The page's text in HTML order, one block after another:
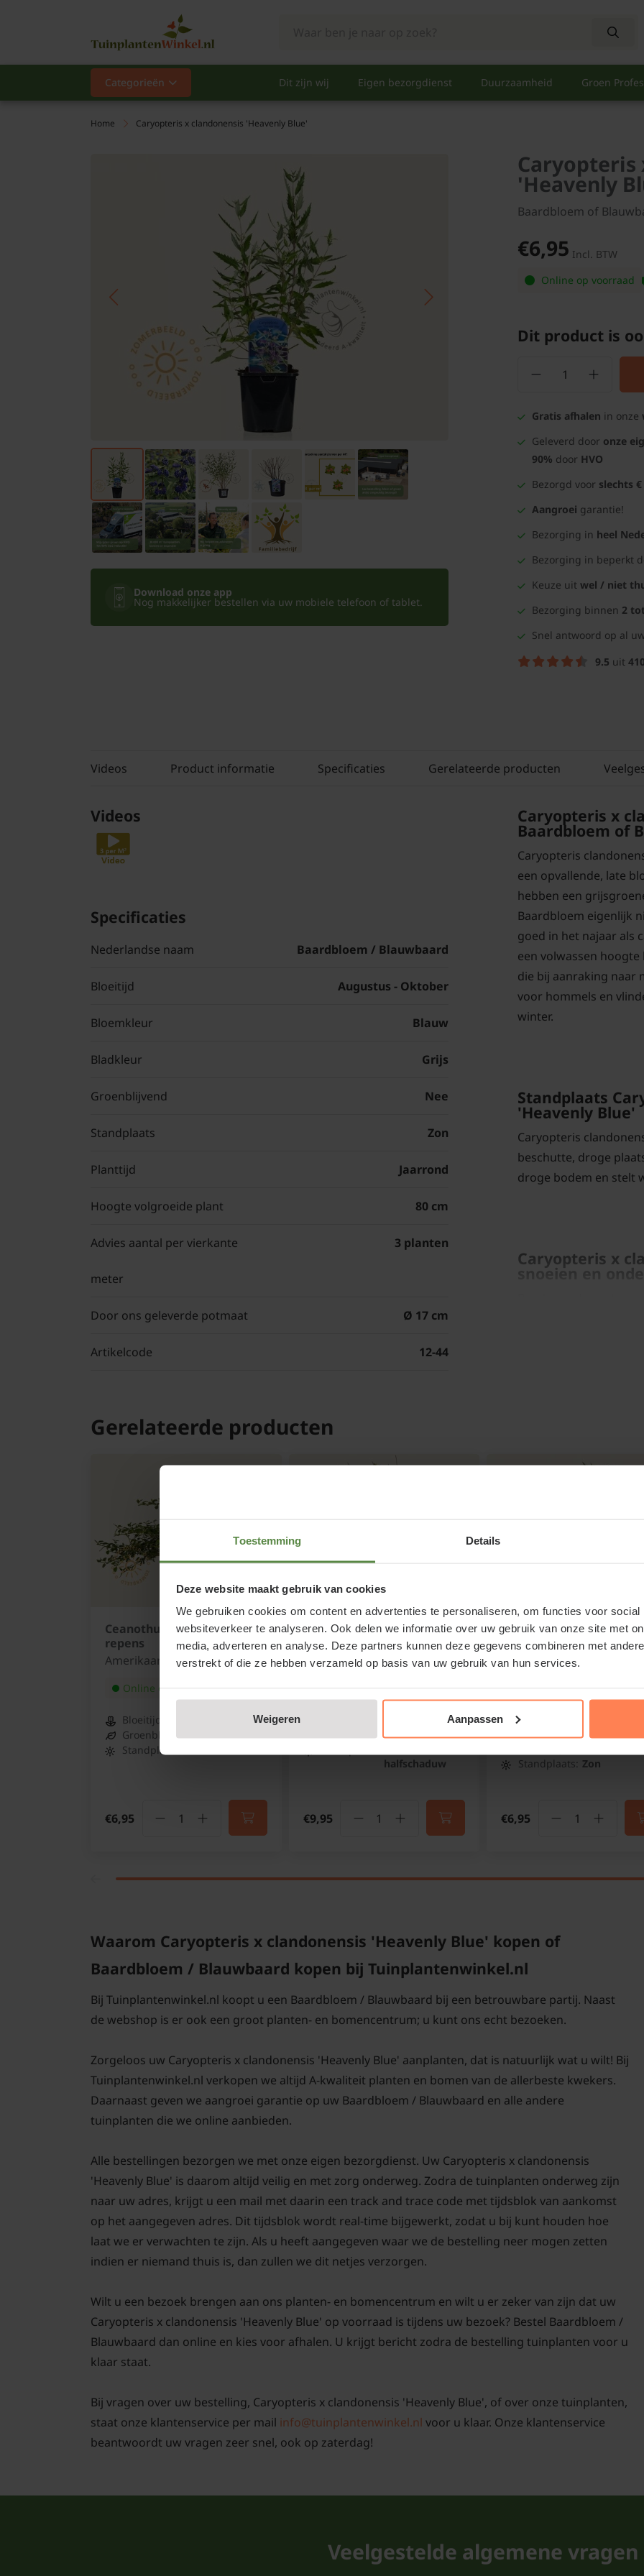
Toestemming Details
Deze website maakt gebruik van cookies
We gebruiken cookies om content en advertenties te personaliseren, om functies voor social
websiteverkeer te analyseren. Ook delen we informatie over uw gebruik van onze site met
media, adverteren en analyse. Deze partners kunnen deze gegevens combineren met
verstrekt of die ze hebben verzameld op basis van uw gebruik van hun services.
Weigeren Aanpassen
Categorieën Dit zijn wij Eigen bezorgdienst Duurzaamheid Groen
Categorieën
Populair
Bomen
Leibomen
Kamerplanten
Bloempotten
Home Caryopteris x clandonensis 'Heavenly Blue'
Download onze app
Nog makkelijker bestellen via uw mobiele telefoon of tablet.
Caryopteris
'Heavenly
Baardbloem of
€6,95 Incl. BTW
Online op voorraad
Dit product is
Gratis afhalen in onze
Geleverd door onze
90% door HVO
Bezorgd voor slechts €
Aangroei garantie!
Bezorging in heel
Bezorging in beperkt
Keuze uit wel / niet
Bezorging binnen 2
Snel antwoord op al
9.5 uit
Videos Product informatie Specificaties Gerelateerde producten
Videos
Specificaties
Nederlandse naam Baardbloem / Blauwbaard
Bloeitijd Augustus - Oktober
Bloemkleur Blauw
Bladkleur Grijs
Groenblijvend Nee
Standplaats Zon
Planttijd Jaarrond
Hoogte volgroeide plant 80 cm
Advies aantal per vierkante
meter
3 planten
Door ons geleverde potmaat Ø 17 cm
Artikelcode 12-44
Caryopteris x
Baardbloem of
Caryopteris
een opvallende, late
hebben een
Baardbloem eigenlijk
goed in het najaar als
een volwassen
die bij aanraking naar
voor hommels en
winter.
Standplaats
'Heavenly Blue'
Caryopteris
beschutte, droge
droge bodem en stelt
Caryopteris x
snoeien en
de winter terug tot op
schermen met blauwe
Gerelateerde producten
Ceanothus thyrsiflorus var.
repens
Amerikaanse sering
Online op voorraad
Bloeitijd:
Groenblijvend:
Standplaats:
€6,95
Ceratostigma
willmottianum
Loodkruid
Juli - Oktober
Groenblijvend:Nee
halfschaduw
€9,95
Perovskia atriplicifolia
Spire'
Russische salie
Bloeitijd:
September
Standplaats: Zon
€6,95
Waarom Caryopteris x clandonensis 'Heavenly Blue' kopen of
Baardbloem / Blauwbaard kopen bij Tuinplantenwinkel.nl
Bij Tuinplantenwinkel.nl koopt u een Baardbloem / Blauwbaard bij een betrouwbare partij. Naast
de webshop is er ook een groot planten- en bomencentrum; u kunt ons echt bezoeken.
Zorgeloos uw Caryopteris x clandonensis 'Heavenly Blue' aanplanten, dat is natuurlijk wat u wilt! Bij
Tuinplantenwinkel.nl verkopen we altijd A-kwaliteit planten en bomen van de allerbeste kwekers.
Daarnaast geven we aangroei garantie op uw Baardbloem / Blauwbaard en alle andere
tuinplanten die we online aanbieden.
Alle bestellingen bezorgen we met onze eigen bezorgdienst. Uw Caryopteris x clandonensis
'Heavenly Blue' is daarom altijd veilig en met zorg onderweg. Zodra de tuinplanten onderweg zijn
naar uw adres, krijgt u een mail met daarin een track and trace code met tijdsblok van aankomst
op het aangegeven adres. Dit tijdsblok wordt real-time bijgewerkt, zodat u bij kunt houden hoe
laat we er verwachten te zijn. Als u heeft aangegeven waar we de bestelling neer mogen zetten
indien er niemand thuis is, dan zullen we dit netjes verzorgen.
Wilt u een bezoek brengen aan ons planten- en bomencentrum en wilt u er zeker van zijn dat uw
Caryopteris x clandonensis 'Heavenly Blue' op voorraad is tijdens uw bezoek? Bestel Baardbloem /
Blauwbaard dan online en kies voor afhalen. U krijgt bericht zodra de bestelling tuinplanten voor u
klaar staat.
Bij vragen over uw bestelling, Caryopteris x clandonensis 'Heavenly Blue', of over onze tuinplanten,
staat onze klantenservice per mail info@tuinplantenwinkel.nl voor u klaar. Onze klantenservice
beantwoordt uw vragen zeer snel, ook op zaterdag!
Veelgestelde algemene vragen